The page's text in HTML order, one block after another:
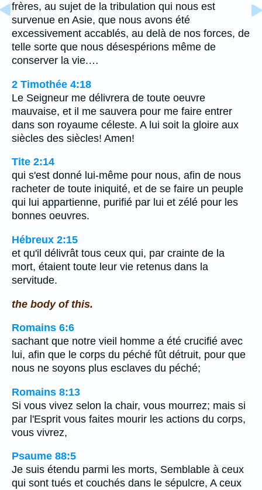
frères, au sujet de la tribulation qui nous est
survenue en Asie, que nous avons été
excessivement accablés, au delà de nos forces, de
telle sorte que nous désespérions même de
conserver la vie.…
2 Timothée 4:18
Le Seigneur me délivrera de toute oeuvre
mauvaise, et il me sauvera pour me faire entrer
dans son royaume céleste. A lui soit la gloire aux
siècles des siècles! Amen!
Tite 2:14
qui s'est donné lui-même pour nous, afin de nous
racheter de toute iniquité, et de se faire un peuple
qui lui appartienne, purifié par lui et zélé pour les
bonnes oeuvres.
Hébreux 2:15
et qu'il délivrât tous ceux qui, par crainte de la
mort, étaient toute leur vie retenus dans la
servitude.
the body of this.
Romains 6:6
sachant que notre vieil homme a été crucifié avec
lui, afin que le corps du péché fût détruit, pour que
nous ne soyons plus esclaves du péché;
Romains 8:13
Si vous vivez selon la chair, vous mourrez; mais si
par l'Esprit vous faites mourir les actions du corps,
vous vivrez,
Psaume 88:5
Je suis étendu parmi les morts, Semblable à ceux
qui sont tués et couchés dans le sépulcre, A ceux